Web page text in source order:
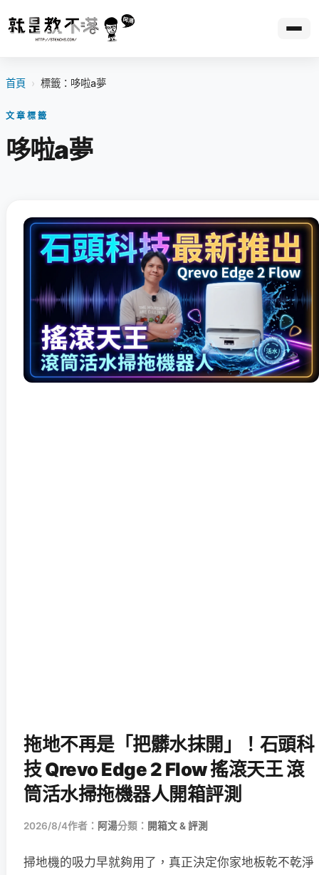
首頁 › 標籤：哆啦a夢
文章標籤
哆啦a夢
拖地不再是「把髒水抹開」！石頭科
技 Qrevo Edge 2 Flow 搖滾天王 滾
筒活水掃拖機器人開箱評測
2026/8/4作者： 阿湯分類： 開箱文 & 評測
掃地機的吸力早就夠用了，真正決定你家地板乾不乾淨